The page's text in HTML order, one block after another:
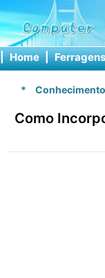
| Home | Ferragens
*
Como